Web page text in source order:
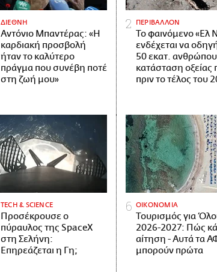
ΔΙΕΘΝΗ
Αντόνιο Μπαντέρας: «Η
καρδιακή προσβολή
ήταν το καλύτερο
πράγμα που συνέβη ποτέ
στη ζωή μου»
ΠΕΡΙΒΑΛΛΟΝ
Το φαινόμενο «Ελ
ενδέχεται να
50 εκατ.
κατάσταση οξείας
πριν το τέλος του
ΤECH & SCIENCE
Προσέκρουσε ο
πύραυλος της SpaceX
στη Σελήνη:
Επηρεάζεται η Γη;
ΟΙΚΟΝΟΜΙΑ
Τουρισμός για
2026-2027: Πώς
αίτηση - Αυτά τα
μπορούν πρώτα